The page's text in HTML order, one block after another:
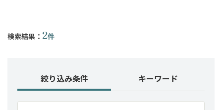
検索結果： 2件
絞り込み条件 キーワード